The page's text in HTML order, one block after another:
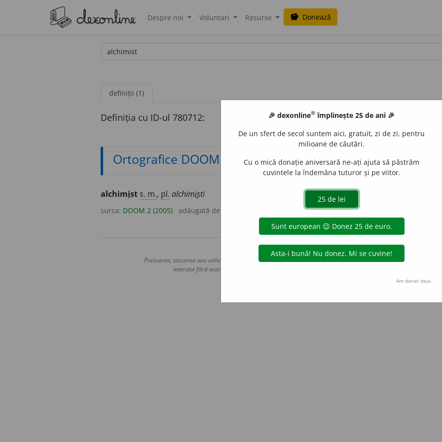
Despre noi Voluntari Resurse savings Donează
definiții (1)
Definiția cu ID-ul 780712:
Ortografice DOOM
alchimist s. m., pl. alchimiști
sursa: DOOM 2 (2005) adăugată de
Copyright © 2004-2026 dexonline (https://dexonline.ro)
Preluarea, stocarea sau utilizarea datelor de pe acest site, inclusiv prin orice metode de extragere automată
interzise fără acordul nostru prealabil scris, cu excepția seturilor de date oferite oficial spre utilizare
Hosterion
🎉 dexonline® împlinește 25 de ani 🎉
De un sfert de secol suntem aici, gratuit, zi de zi, pentru
milioane de căutări.
Cu o mică donație aniversară ne-ați ajuta să păstrăm
cuvintele la îndemâna tuturor și pe viitor.
Am donat deja.